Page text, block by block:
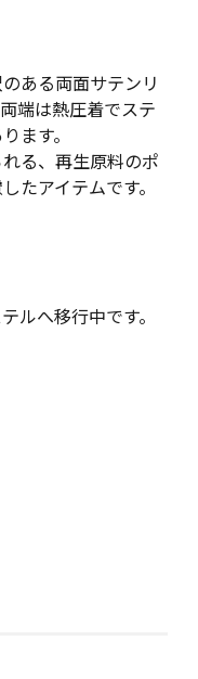
ある両面サテンリ
端は熱圧着でステ
ます。
る、再生原料のポ
たアイテムです。
ルへ移行中です。